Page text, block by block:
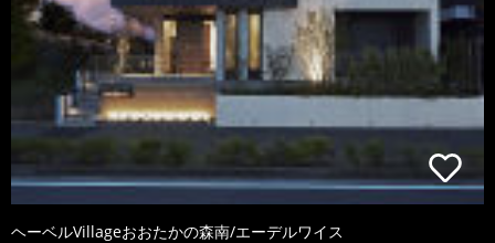
ヘーベルVillageおおたかの森南/エーデルワイス